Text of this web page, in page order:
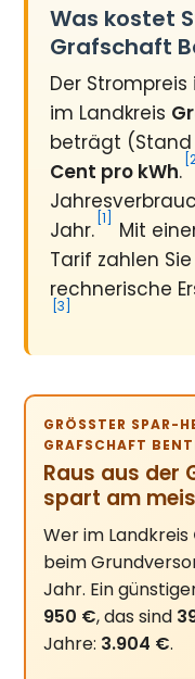
Was kostet
Grafschaft
Der
im Landkreis
beträgt (Stand
Cent pro kWh.
Jahr. [1]
Mit
Tarif zahlen
rechnerische
[3]
GRÖSSTER SPAR-
RAFSCHAFT
Raus aus der
spart am
Wer im Landkreis
beim
Jahr. Ein
950 €, das sind
Jahre: 3.904 €.